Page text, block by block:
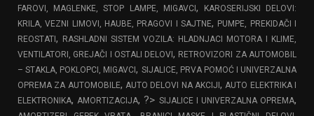
FAROVI, MAGLENKE, STOP LAMPE, MIGAVCI ,
KAROSERIJSKI DELOVI:
KRILA, VEZNI LIMOVI, HAUBE, PRAGOVI I SAJTNE, PUMPE, PREKIDAČI I
REOSTATI ,
RASHLADNI SISTEM VOZILA: HLADNJACI MOTORA I KLIME,
VENTILATORI, GREJAČI I OSTALI DELOVI, RETROVIZORI ZA AUTOMOBIL
– STAKLA, POKLOPCI, MIGAVCI, SIJALICE, PRVA POMOĆ I UNIVERZALNA
OPREMA ZA AUTOMOBILE,AUTO DELOVI NA AKCIJI,AUTO ELEKTRIKA I
ELEKTRONIKA,AMORTIZACIJA, ?> SIJALICE I UNIVERZALNA OPREMA,